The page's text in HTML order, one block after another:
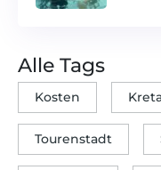
Alle Tags
Kosten
Tourenstadt